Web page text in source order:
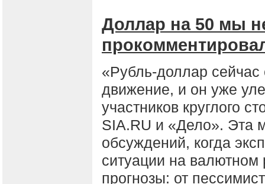
Доллар на 50 мы
«Рубль-доллар
движение, и он уже
участников круглого
SIA.RU и «Дело». Эта
обсуждений, когда
ситуации на валютном
прогнозы: от